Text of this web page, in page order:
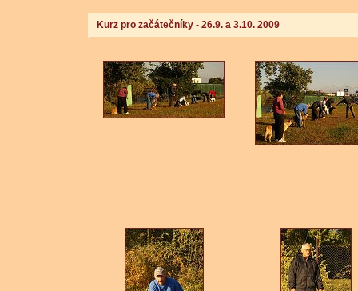
Kurz pro začátečníky - 26.9. a 3.10. 2009